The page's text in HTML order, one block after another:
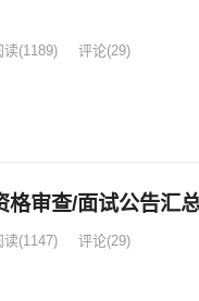
读(1189) 评论(29)
格审查/面试公告汇
读(1147) 评论(29)